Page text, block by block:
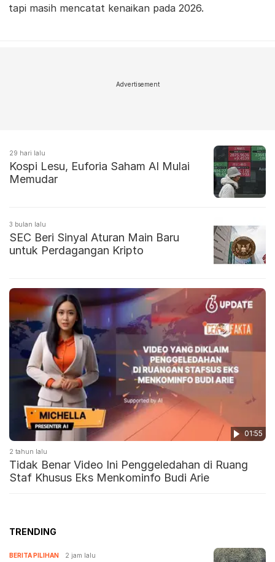
tapi masih mencatat kenaikan pada 2026.
Advertisement
29 hari lalu
Kospi Lesu, Euforia Saham AI Mulai
Memudar
3 bulan lalu
SEC Beri Sinyal Aturan Main Baru
untuk Perdagangan Kripto
01:55
2 tahun lalu
Tidak Benar Video Ini Penggeledahan di Ruang
Staf Khusus Eks Menkominfo Budi Arie
TRENDING
BERITA PILIHAN 2 jam lalu